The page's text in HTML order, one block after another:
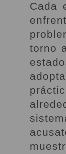
Cada
torno